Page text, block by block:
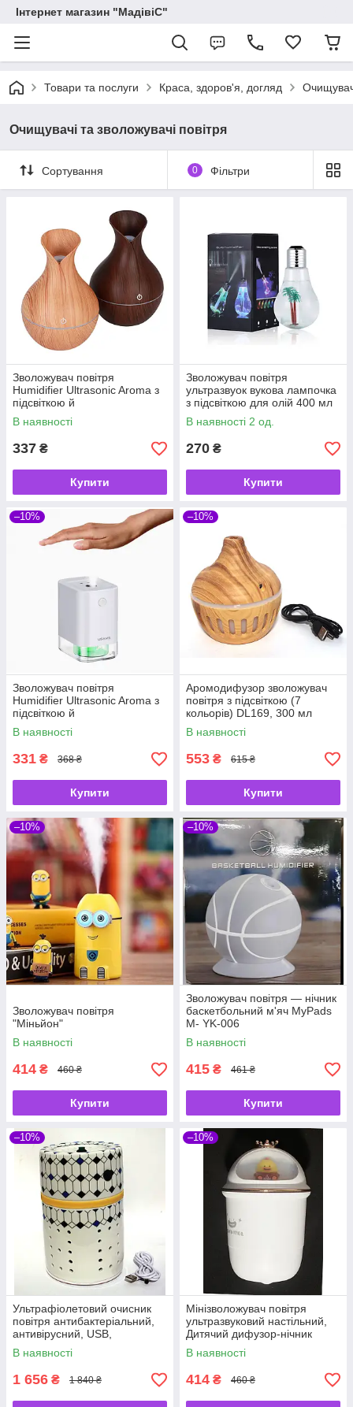
Інтернет магазин "МадівіС"
Товари та послуги Краса, здоров'я, догляд
Очищувачі та зволожувачі повітря
Сортування 0 Фільтри
Зволожувач повітря
Humidifier Ultrasonic Aroma з
підсвіткою й
аромадифузором
В наявності
337 ₴
Купити
Зволожувач повітря
ультразвуок вукова лампочка
з підсвіткою для олій 400 мл
В наявності 2 од.
270 ₴
Купити
–10%
Зволожувач повітря
Humidifier Ultrasonic Aroma з
підсвіткою й
аромадифузором
В наявності
331 ₴ 368 ₴
Купити
–10%
Аромодифузор зволожувач
повітря з підсвіткою (7
кольорів) DL169, 300 мл
світле дерево
В наявності
553 ₴ 615 ₴
Купити
–10%
Зволожувач повітря
"Міньйон"
В наявності
414 ₴ 460 ₴
Купити
–10%
Зволожувач повітря — нічник
баскетбольний м'яч MyPads
M- YK-006
В наявності
415 ₴ 461 ₴
Купити
–10%
Ультрафіолетовий очисник
повітря антибактеріальний,
антивірусний, USB,
керамічний корпус
В наявності
1 656 ₴ 1 840 ₴
–10%
Мінізволожувач повітря
ультразвуковий настільний,
Дитячий дифузор-нічник
В наявності
414 ₴ 460 ₴